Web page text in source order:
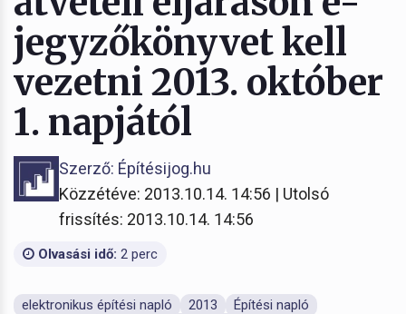
jegyzőkönyvet kell
vezetni 2013. október
1. napjától
Szerző: Építésijog.hu
Közzétéve: 2013.10.14. 14:56 | Utolsó
frissítés: 2013.10.14. 14:56
Olvasási idő: 2 perc
elektronikus építési napló 2013
Építési napló